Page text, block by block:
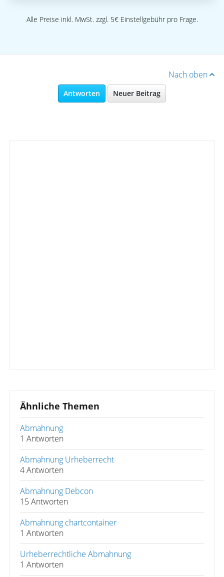
Alle Preise inkl. MwSt. zzgl. 5€ Einstellgebühr pro Frage.
Nach oben
Antworten Neuer Beitrag
Ähnliche Themen
Abmahnung
1 Antworten
Abmahnung Urheberrecht
4 Antworten
Abmahnung Debcon
15 Antworten
Abmahnung chartcontainer
1 Antworten
Urheberrechtliche Abmahnung
1 Antworten